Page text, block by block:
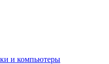
и компьютеры